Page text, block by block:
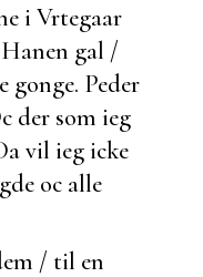
i Vrtegaar
gal /
gonge. Peder
der som ieg
vil ieg icke
oc alle
/ til en